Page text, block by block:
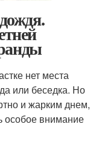
нет места
или беседка. Но
и жарким днем,
особое внимание